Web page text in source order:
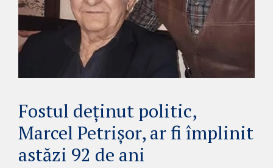
Fostul deținut politic,
Marcel Petrișor, ar fi împlinit
astăzi 92 de ani